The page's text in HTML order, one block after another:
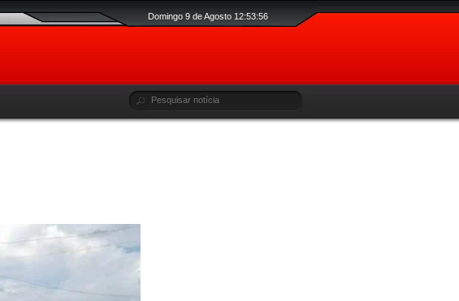
Domingo 9 de Agosto 12:53:57